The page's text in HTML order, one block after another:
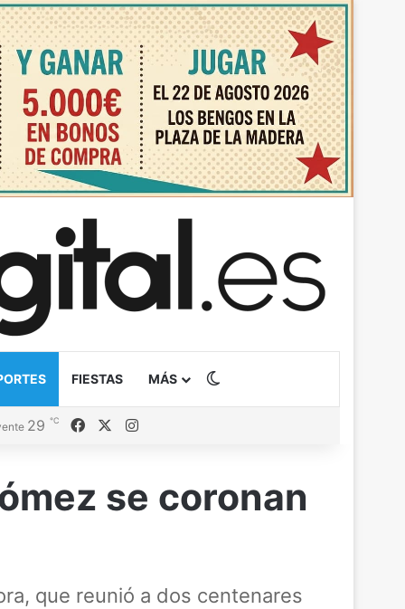
FIESTAS MÁS
29 ℃ FacebookInstagram
se coronan
que reunió a dos centenares